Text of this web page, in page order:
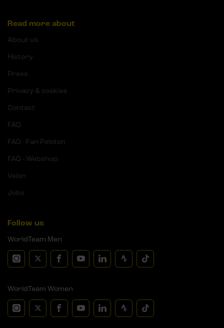
Read more about
About us
History
Press
Privacy & cookies
Contact
FAQ
FAQ - Fan Peloton
FAQ - Webshop
Velon
Jobs
Follow us
WorldTeam Men
WorldTeam Women